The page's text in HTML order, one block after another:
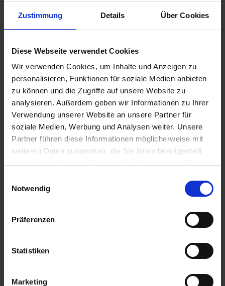
Zustimmung Details Über Cookies
Diese Webseite verwendet Cookies
Wir verwenden Cookies, um Inhalte und Anzeigen zu
personalisieren, Funktionen für soziale Medien anbieten
zu können und die Zugriffe auf unsere Website zu
analysieren. Außerdem geben wir Informationen zu Ihrer
Verwendung unserer Website an unsere Partner für
soziale Medien, Werbung und Analysen weiter. Unsere
Partner führen diese Informationen möglicherweise mit
weiteren Daten zusammen, die Sie ihnen bereitgestellt
Notwendig
Präferenzen
Statistiken
Marketing
IN DEN
WARENKORB
IN DEN
WARENKORB
Aktiv
zzgl. MwSt.
ZUM PRODUKT
BAT Pro Vital
IN DEN
WARENKORB